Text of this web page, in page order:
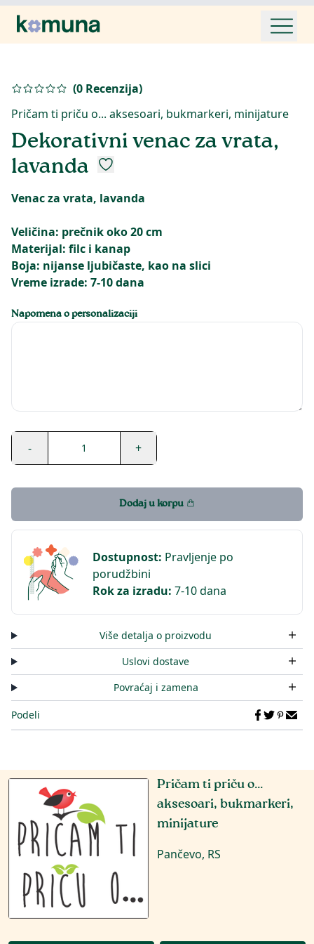
(0 Recenzija)
Pričam ti priču o... aksesoari, bukmarkeri, minijature
Dekorativni venac za vrata,
lavanda
Venac za vrata, lavanda
Veličina: prečnik oko 20 cm
Materijal: filc i kanap
Boja: nijanse ljubičaste, kao na slici
Vreme izrade: 7-10 dana
Napomena o personalizaciji
- 1 +
Dodaj u korpu
Dostupnost: Pravljenje po
porudžbini
Rok za izradu: 7-10 dana
Više detalja o proizvodu
Uslovi dostave
Povraćaj i zamena
Podeli
Pričam ti priču o...
aksesoari, bukmarkeri,
minijature
Pančevo, RS